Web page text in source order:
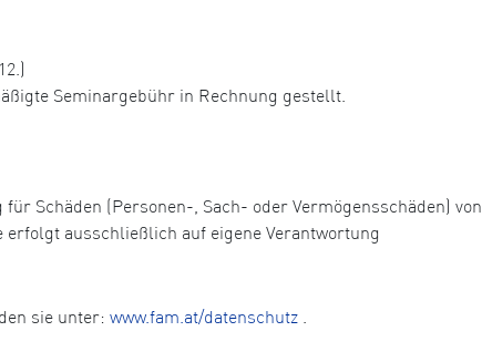
Seminargebühr in Rechnung gestellt.
Schäden (Personen-, Sach- oder Vermögensschäden) von
ausschließlich auf eigene Verantwortung
sie unter: www.fam.at/datenschutz